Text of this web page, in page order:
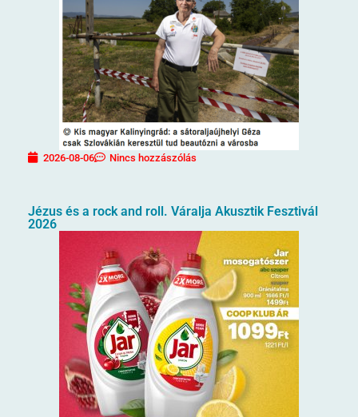
2026-08-06 Nincs hozzászólás
Jézus és a rock and roll. Váralja Akusztik Fesztivál
2026